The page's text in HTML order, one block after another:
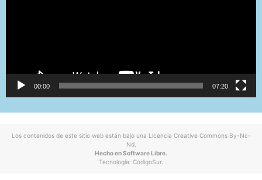
00:00 07:20
Los contenidos de este sitio web están bajo una Licencia Creative Commons By-Nc-
Nd.
Hecho en Software Libre.
Tecnología: CódigoSur.